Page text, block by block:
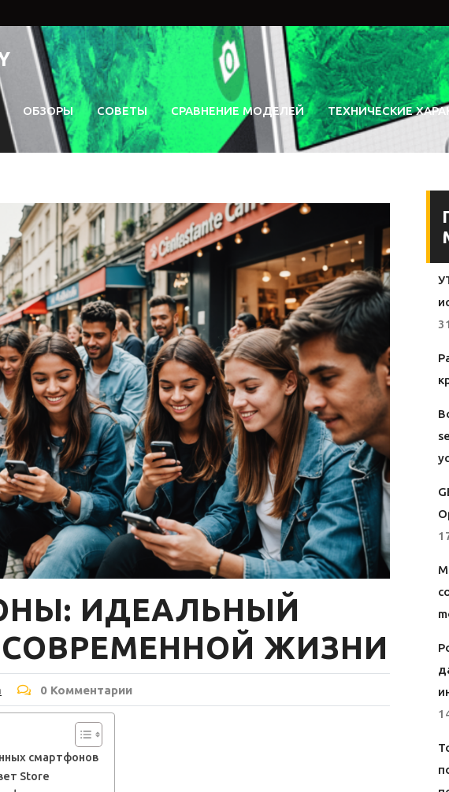
ОБЗОРЫ СОВЕТЫ СРАВНЕНИЕ МОДЕЛЕЙ ТЕХНИЧЕСКИЕ
ИДЕАЛЬНЫЙ
СОВРЕМЕННОЙ ЖИЗНИ
0 Комментарии
смартфонов
Store